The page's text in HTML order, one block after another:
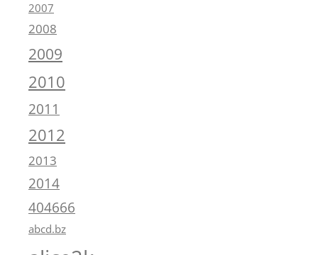
2007
2008
2009
2010
2011
2012
2013
2014
404666
abcd.bz